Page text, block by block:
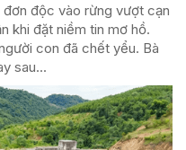
đơn độc vào rừng vượt cạn
khi đặt niềm tin mơ hồ.
con đã chết yểu. Bà
sau...